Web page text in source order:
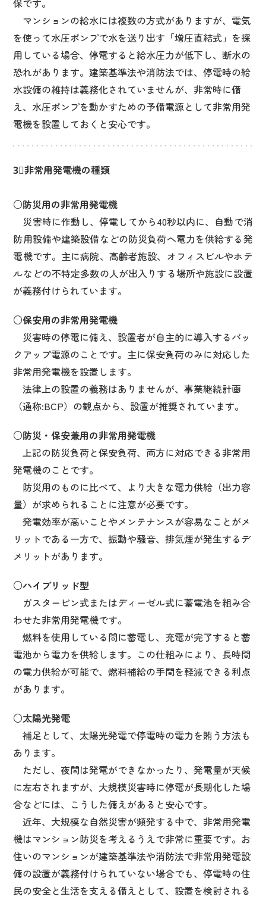
マンションの給水には複数の方式がありますが、電気
を使って水圧ポンプで水を送り出す「増圧直結式」を採
用している場合、停電すると給水圧力が低下し、断水の
恐れがあります。建築基準法や消防法では、停電時の給
水設備の維持は義務化されていませんが、非常時に備
え、水圧ポンプを動かすための予備電源として非常用発
電機を設置しておくと安心です。
3⃣非常用発電機の種類
○防災用の非常用発電機
災害時に作動し、停電してから40秒以内に、自動で消
防用設備や建築設備などの防災負荷へ電力を供給する発
電機です。主に病院、高齢者施設、オフィスビルやホテ
ルなどの不特定多数の人が出入りする場所や施設に設置
が義務付けられています。
○保安用の非常用発電機
災害時の停電に備え、設置者が自主的に導入するバッ
クアップ電源のことです。主に保安負荷のみに対応した
非常用発電機を設置します。
法律上の設置の義務はありませんが、事業継続計画
（通称:BCP）の観点から、設置が推奨されています。
○防災・保安兼用の非常用発電機
上記の防災負荷と保安負荷、両方に対応できる非常用
発電機のことです。
防災用のものに比べて、より大きな電力供給（出力容
量）が求められることに注意が必要です。
発電効率が高いことやメンテナンスが容易なことがメ
リットである一方で、振動や騒音、排気煙が発生するデ
メリットがあります。
○ハイブリッド型
ガスタービン式またはディーゼル式に蓄電池を組み合
わせた非常用発電機です。
燃料を使用している間に蓄電し、充電が完了すると蓄
電池から電力を供給します。この仕組みにより、長時間
の電力供給が可能で、燃料補給の手間を軽減できる利点
があります。
○太陽光発電
補足として、太陽光発電で停電時の電力を賄う方法も
あります。
ただし、夜間は発電ができなかったり、発電量が天候
に左右されますが、大規模災害時に停電が長期化した場
合などには、こうした備えがあると安心です。
近年、大規模な自然災害が頻発する中で、非常用発電
機はマンション防災を考えるうえで非常に重要です。お
住いのマンションが建築基準法や消防法で非常用発電設
備の設置が義務付けられていない場合でも、停電時の住
民の安全と生活を支える備えとして、設置を検討される